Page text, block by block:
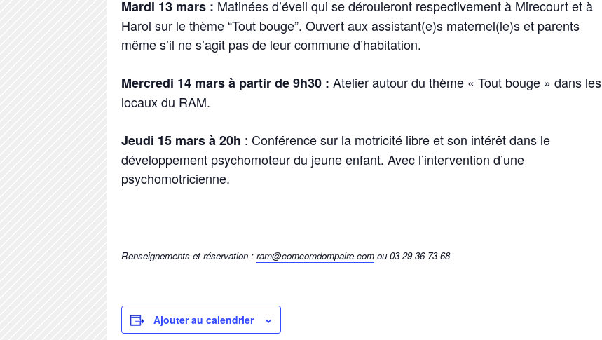
Mardi 13 mars : Matinées d’éveil qui se dérouleront respectivement à Mirecourt et à
Harol sur le thème “Tout bouge”. Ouvert aux assistant(e)s maternel(le)s et parents
même s’il ne s’agit pas de leur commune d’habitation.
Mercredi 14 mars à partir de 9h30 : Atelier autour du thème « Tout bouge » dans les
locaux du RAM.
Jeudi 15 mars à 20h : Conférence sur la motricité libre et son intérêt dans le
développement psychomoteur du jeune enfant. Avec l’intervention d’une
psychomotricienne.
Renseignements et réservation : ram@comcomdompaire.com ou 03 29 36 73 68
Ajouter au calendrier